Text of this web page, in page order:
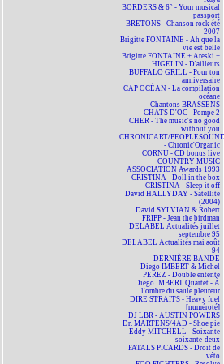
BORDERS & 6° - Your musical
passport
BRETONS - Chanson rock été
2007
Brigitte FONTAINE - Ah que la
vie est belle
Brigitte FONTAINE + Areski +
HIGELIN - D'ailleurs
BUFFALO GRILL - Pour ton
anniversaire
CAP OCÉAN - La compilation
océane
Chantons BRASSENS
CHATS D'OC - Pompe 2
CHER - The music's no good
without you
CHRONICART/
- Chronic'Organic
CORNU - CD bonus live
COUNTRY MUSIC
ASSOCIATION Awards 1993
CRISTINA - Doll in the box
CRISTINA - Sleep it off
David HALLYDAY - Satellite
(2004)
David SYLVIAN & Robert
FRIPP - Jean the birdman
DELABEL Actualités juillet
septembre 95
DELABEL Actualités mai août
94
DERNIÈRE BANDE
Diego IMBERT & Michel
PEREZ - Double entente
Diego IMBERT Quartet - À
l'ombre du saule pleureur
DIRE STRAITS - Heavy fuel
[numéroté]
DJ LBR - AUSTIN POWERS
Dr. MARTENS/4AD - Shoe pie
Eddy MITCHELL - Soixante
soixante-deux
FATALS PICARDS - Droit de
véto